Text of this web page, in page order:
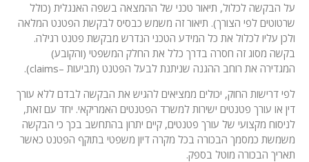
על הבקשה לכלול, תיאור טכני של ההמצאה בשפה האנגלית (כולל
שרטוטים לפי הצורך). תיאור זה משמש כבסיס לבקשת הפטנט המלאה
ולכן עליו לכלול את כל המידע הטכני הנדרש מבקשת פטנט רגילה.
בקשה מסוג זה חסרה בדרך כלל את החלק המשפטי (והקובע)
המגדירה את רוחב ההגנה שניתנת לבעל הפטנט (תביעות –claims).
לפי דרישות החוק, יכולים ממציאים להגיש את הבקשה לבדם ללא עורך
דין או עורך פטנטים ישירות למשרד הפטנטים האמריקאי. יחד עם זאת,
לניסוח מקצועי של עורך פטנטים, קיים יתרון בהתחשב בכך כי הבקשה
משמשת כמסמך הבכורה בכל מקרה דיון משפטי בתוקף הפטנט כאשר
תאריך הבכורה מוטל בספק.